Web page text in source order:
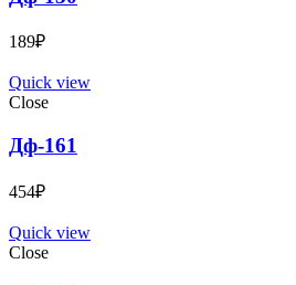
189₽
Quick view
Close
Дф-161
454₽
Quick view
Close